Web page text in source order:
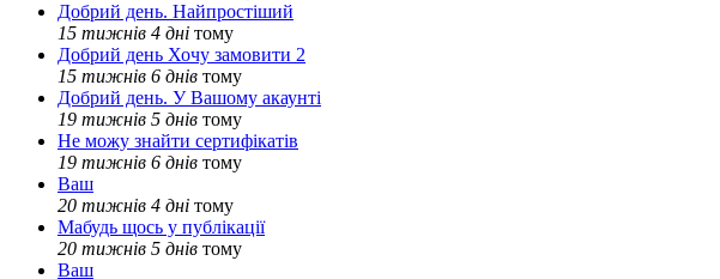
Добрий день. Найпростіший
15 тижнів 4 дні тому
Добрий день Хочу замовити 2
15 тижнів 6 днів тому
Добрий день. У Вашому акаунті
19 тижнів 5 днів тому
Не можу знайти сертифікатів
19 тижнів 6 днів тому
Ваш
20 тижнів 4 дні тому
Мабудь щось у публікації
20 тижнів 5 днів тому
Ваш